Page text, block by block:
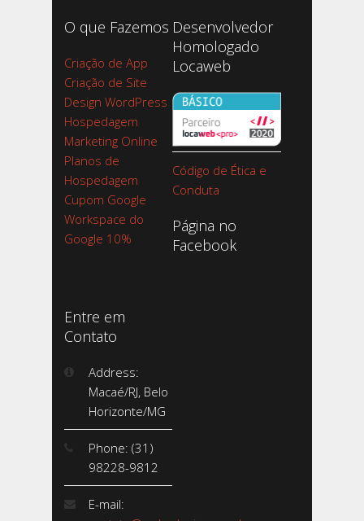
O que Fazemos
Criação de App
Criação de Site
Design WordPress
Hospedagem
Marketing Online
Planos de
Hospedagem
Cupom Google
Workspace do
Google 10%
Desenvolvedor
Homologado
Locaweb
Código de Ética e
Conduta
Página no
Facebook
Entre em
Contato
Address:
Macaé/RJ, Belo
Horizonte/MG
Phone: (31)
98228-9812
E-mail: